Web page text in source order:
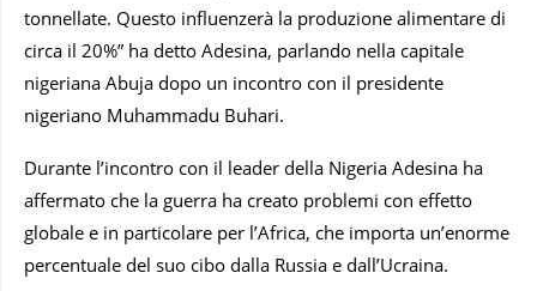
tonnellate. Questo influenzerà la produzione alimentare di
circa il 20%” ha detto Adesina, parlando nella capitale
nigeriana Abuja dopo un incontro con il presidente
nigeriano Muhammadu Buhari.
Durante l’incontro con il leader della Nigeria Adesina ha
affermato che la guerra ha creato problemi con effetto
globale e in particolare per l’Africa, che importa un’enorme
percentuale del suo cibo dalla Russia e dall’Ucraina.